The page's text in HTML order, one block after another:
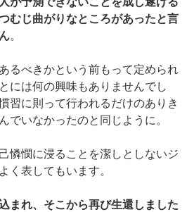
むじ曲がりなところがあったと言
。
るべきかという前もって定められ
には何の興味もありませんでし
習に則って行われるだけのありき
でいなかったのと同じように。
憐憫に浸ることを潔しとしないジ
く表してもいます。
まれ、そこから再び生還しました